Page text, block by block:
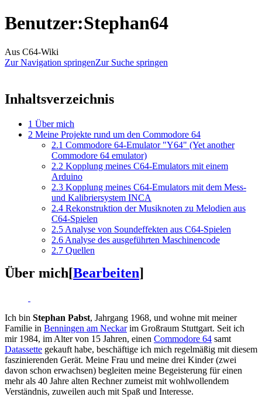
Benutzer:Stephan64
Aus C64-Wiki
Zur Navigation springenZur Suche springen
Inhaltsverzeichnis
1 Über mich
2 Meine Projekte rund um den Commodore 64
2.1 Commodore 64-Emulator "Y64" (Yet another
Commodore 64 emulator)
2.2 Kopplung meines C64-Emulators mit einem
Arduino
2.3 Kopplung meines C64-Emulators mit dem Mess-
und Kalibriersystem INCA
2.4 Rekonstruktion der Musiknoten zu Melodien aus
C64-Spielen
2.5 Analyse von Soundeffekten aus C64-Spielen
2.6 Analyse des ausgeführten Maschinencode
2.7 Quellen
Über mich[Bearbeiten]
Ich bin Stephan Pabst, Jahrgang 1968, und wohne mit meiner
Familie in Benningen am Neckarim Großraum Stuttgart. Seit ich
mir 1984, im Alter von 15 Jahren, einen Commodore 64 samt
Datassette gekauft habe, beschäftige ich mich regelmäßig mit diesem
faszinierenden Gerät. Meine Frau und meine drei Kinder (zwei
davon schon erwachsen) begleiten meine Begeisterung für einen
mehr als 40 Jahre alten Rechner zumeist mit wohlwollendem
Verständnis, zuweilen auch mit Spaß und Interesse.